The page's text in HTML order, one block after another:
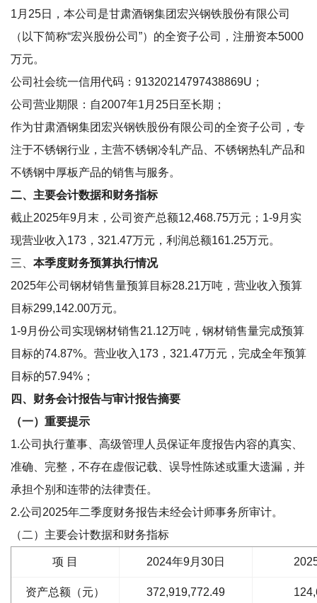
1月25日，本公司是甘肃酒钢集团宏兴钢铁股份有限公司
（以下简称“宏兴股份公司”）的全资子公司，注册资本5000
万元。
公司社会统一信用代码：91320214797438869U；
公司营业期限：自2007年1月25日至长期；
作为甘肃酒钢集团宏兴钢铁股份有限公司的全资子公司，专
注于不锈钢行业，主营不锈钢冷轧产品、不锈钢热轧产品和
不锈钢中厚板产品的销售与服务。
二、主要会计数据和财务指标
截止2025年9月末，公司资产总额12,468.75万元；1-9月实
现营业收入173，321.47万元，利润总额161.25万元。
三、 本季度财务预算执行情况
2025年公司钢材销售量预算目标28.21万吨，营业收入预算
目标299,142.00万元。
1-9月份公司实现钢材销售21.12万吨，钢材销售量完成预算
目标的74.87%。营业收入173，321.47万元，完成全年预算
目标的57.94%；
四、财务会计报告与审计报告摘要
（一）重要提示
1.公司执行董事、高级管理人员保证年度报告内容的真实、
准确、完整，不存在虚假记载、误导性陈述或重大遗漏，并
承担个别和连带的法律责任。
2.公司2025年二季度财务报告未经会计师事务所审计。
（二）主要会计数据和财务指标
项 目 2024年9月30日
资产总额（元） 372,919,772.49